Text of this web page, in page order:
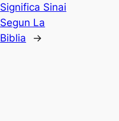
Significa Sinai
Segun La
Biblia
→